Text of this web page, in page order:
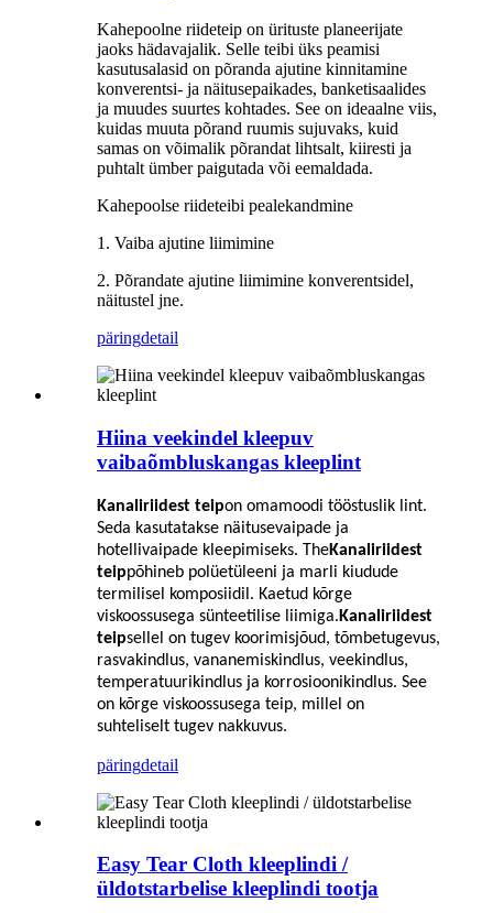
Kahepoolne riideteip on ürituste planeerijate
jaoks hädavajalik. Selle teibi üks peamisi
kasutusalasid on põranda ajutine kinnitamine
konverentsi- ja näitusepaikades, banketisaalides
ja muudes suurtes kohtades. See on ideaalne viis,
kuidas muuta põrand ruumis sujuvaks, kuid
samas on võimalik põrandat lihtsalt, kiiresti ja
puhtalt ümber paigutada või eemaldada.
Kahepoolse riideteibi pealekandmine
1. Vaiba ajutine liimimine
2. Põrandate ajutine liimimine konverentsidel,
näitustel jne.
päringdetail
Hiina veekindel kleepuv
vaibaõmbluskangas kleeplint
Kanaliriidest teipon omamoodi tööstuslik lint.
Seda kasutatakse näitusevaipade ja
hotellivaipade kleepimiseks. TheKanaliriidest
teippõhineb polüetüleeni ja marli kiudude
termilisel komposiidil. Kaetud kõrge
viskoossusega sünteetilise liimiga.Kanaliriidest
teipsellel on tugev koorimisjõud, tõmbetugevus,
rasvakindlus, vananemiskindlus, veekindlus,
temperatuurikindlus ja korrosioonikindlus. See
on kõrge viskoossusega teip, millel on
suhteliselt tugev nakkuvus.
päringdetail
Easy Tear Cloth kleeplindi /
üldotstarbelise kleeplindi tootja